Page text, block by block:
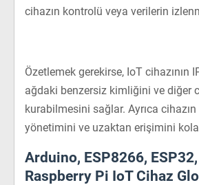
cihazın kontrolü veya verilerin
Özetlemek gerekirse, IoT cihazının
ağdaki benzersiz kimliğini ve diğer
kurabilmesini sağlar. Ayrıca cihazın
yönetimini ve uzaktan erişimini
Arduino, ESP8266,
Raspberry Pi IoT Cihaz